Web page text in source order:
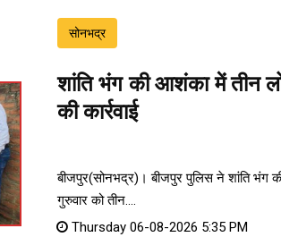
सोनभद्र
शांति भंग की आशंका में तीन
की कार्रवाई
बीजपुर(सोनभद्र)। बीजपुर पुलिस ने शांति
गुरुवार को तीन....
Thursday 06-08-2026 5:35 PM